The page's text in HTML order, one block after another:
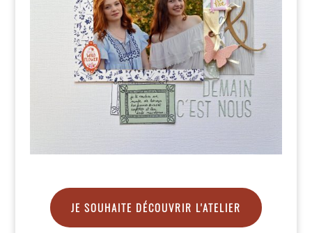
JE SOUHAITE DÉCOUVRIR L'ATELIER